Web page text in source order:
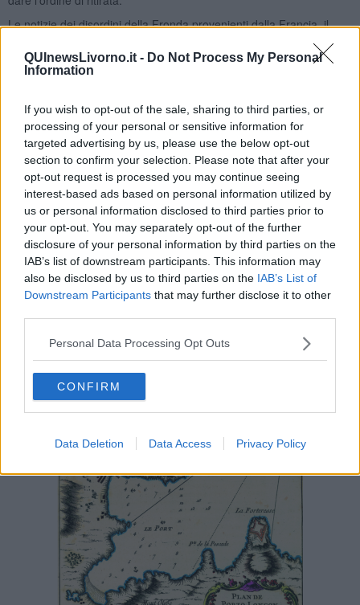
QUInewsLivorno.it - Do Not Process My Personal
Information
If you wish to opt-out of the sale, sharing to third parties, or
processing of your personal or sensitive information for
targeted advertising by us, please use the below opt-out
section to confirm your selection. Please note that after your
opt-out request is processed you may continue seeing
interest-based ads based on personal information utilized by
us or personal information disclosed to third parties prior to
your opt-out. You may separately opt-out of the further
disclosure of your personal information by third parties on the
IAB’s list of downstream participants. This information may
also be disclosed by us to third parties on the IAB’s List of
Downstream Participants that may further disclose it to other
Personal Data Processing Opt Outs
CONFIRM
Data Deletion Data Access Privacy Policy
Le notizie dei disordini della Fronda provenienti dalla Francia, il
problema di non essere stati pagati da molti mesi sollevato dalle
truppe e da alcuni ufficiali con la minaccia di uscire dalla fortezza e
consegnarsi ai nemici, se non fosse stata presto trovata una
Il giorno stabilito il De Nouailles, con circa settecento uomini dei
millecinquecento che formavano la guarnigione, con armi, bagagli,
bandiere e ‘a tamburo battente’, esce dal Forte di San Giacomo
con al seguito diversi carri con circa trecento fra feriti gravi e
infermi. I Francesi ricevono l’onore delle armi dalle truppe schierate
e si imbarcano sui legni spagnoli alla volta della patria: così finisce il
quadriennale possedimento della fortezza di Longone da parte dei
gigli di Francia.
Gli ispano-napoletani, vista l’esperienza delle due battaglie di
Longone, si affrettano a costruire un contrafforte dal quale sia
possibile bloccare qualsiasi tentativo di forzare l’insenatura col
fuoco incrociato dei cannoni dei due forti: la nuova fortezza prende